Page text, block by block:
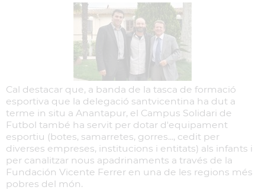
Cal destacar que, a banda de la tasca de formació
esportiva que la delegació santvicentina ha dut a
terme in situ a Anantapur, el Campus Solidari de
Futbol també ha servit per dotar d'equipament
esportiu (botes, samarretes, gorres..., cedit per
diverses empreses, institucions i entitats) als infants i
per canalitzar nous apadrinaments a través de la
Fundación Vicente Ferrer en una de les regions més
pobres del món.